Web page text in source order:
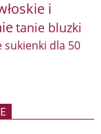
i
tanie bluzki
sukienki dla 50